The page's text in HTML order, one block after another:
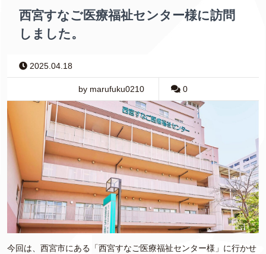
西宮すなご医療福祉センター様に訪問
しました。
2025.04.18
by marufuku0210 0
今回は、西宮市にある「西宮すなご医療福祉センター様」に行かせ